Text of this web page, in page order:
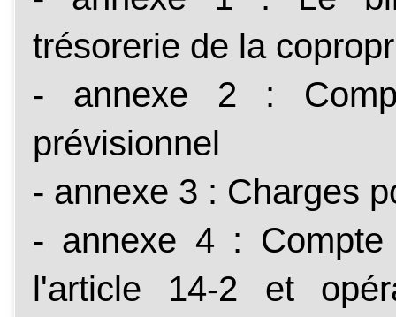
trésorerie de la
- annexe 2 :
prévisionnel
- annexe 3 : Charges
- annexe 4 :
l'article 14-2 et